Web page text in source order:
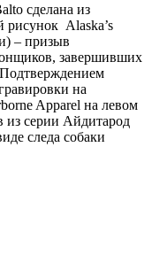
сделана из
рисунок Alaska’s
– призыв
завершивших
на
Apparel на левом
из серии Айдитарод
следа собаки